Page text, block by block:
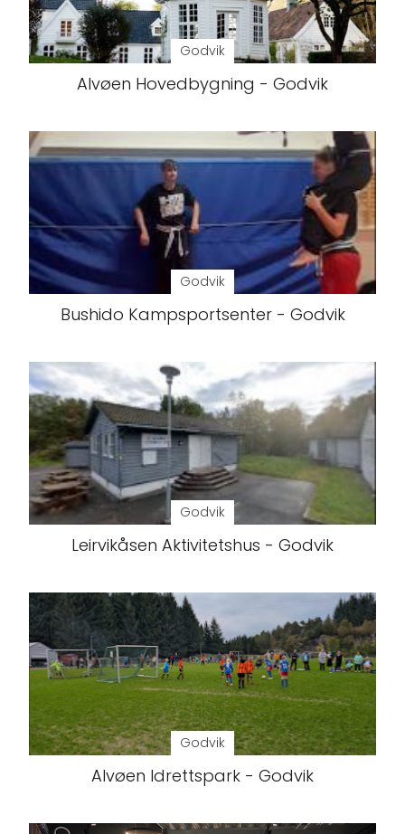
Godvik
Alvøen Hovedbygning - Godvik
Godvik
Bushido Kampsportsenter - Godvik
Godvik
Leirvikåsen Aktivitetshus - Godvik
Godvik
Alvøen Idrettspark - Godvik